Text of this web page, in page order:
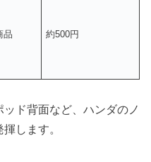
品 約500円
ド背面など、ハンダのノ
します。